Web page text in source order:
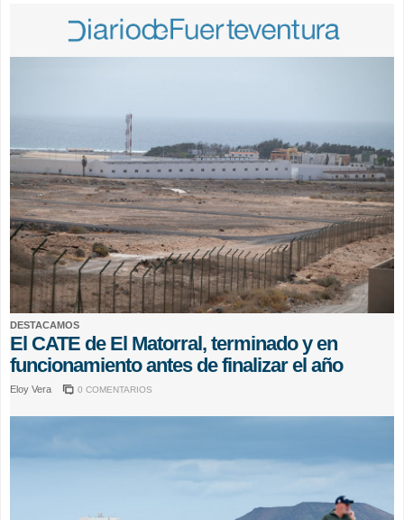
DESTACAMOS
El CATE de El Matorral, terminado y en
funcionamiento antes de finalizar el año
Eloy Vera 0 COMENTARIOS